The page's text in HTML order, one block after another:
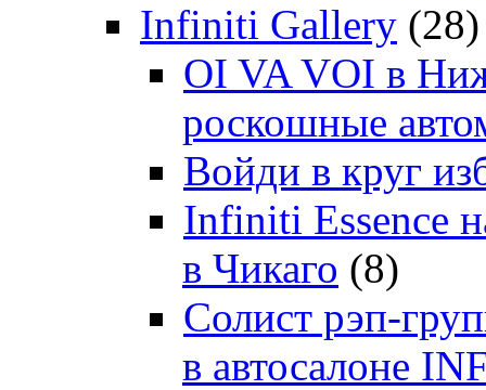
Infiniti Gallery (28)
OI VA VOI в
роскошные
Войди в круг
Infiniti Essence
в Чикаго (8)
Солист рэп-
в автосалоне